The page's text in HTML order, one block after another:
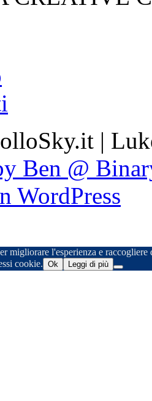
|
Ben @
WordPress
migliorare l'esperienza e
cookie. Ok Leggi di più